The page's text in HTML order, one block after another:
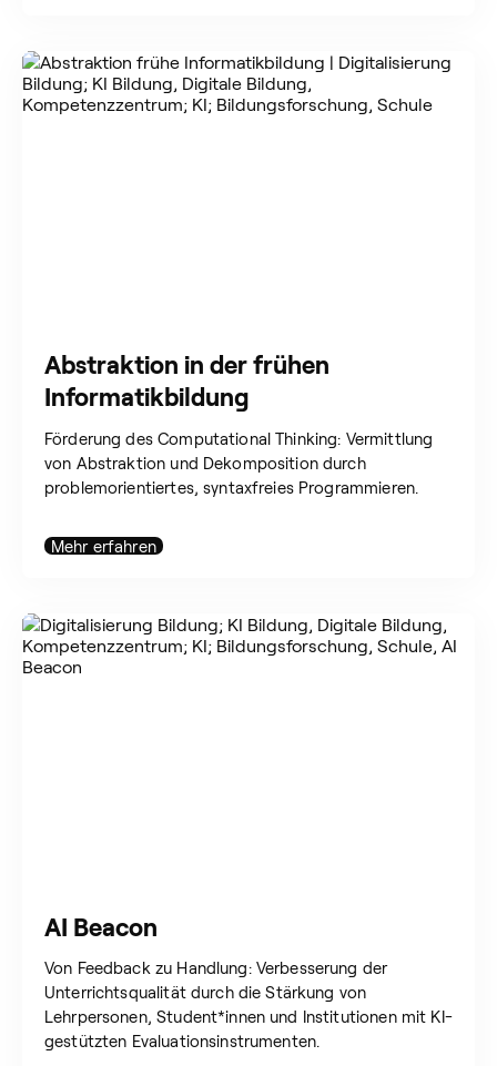
Abstraktion in der frühen
Informatikbildung
Förderung des Computational Thinking: Vermittlung
von Abstraktion und Dekomposition durch
problemorientiertes, syntaxfreies Programmieren.
Mehr erfahren
AI Beacon
Von Feedback zu Handlung: Verbesserung der
Unterrichtsqualität durch die Stärkung von
Lehrpersonen, Student*innen und Institutionen mit KI-
gestützten Evaluationsinstrumenten.